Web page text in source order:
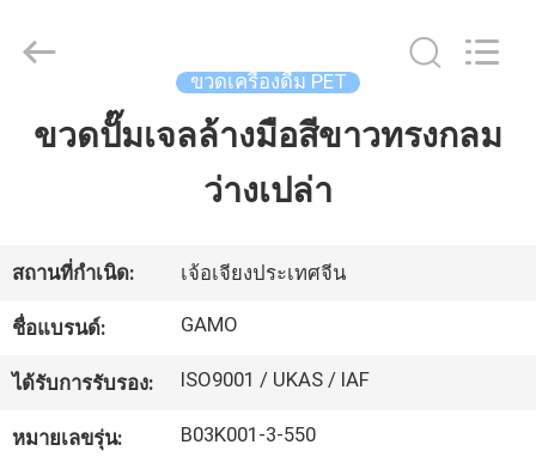
บ้าน
เกี่ยว
กับ
เรา
เครื่อง
INDUSTRY
Rights
Reserved.
ขวดเครื่องดื่ม PET
ขวดปั๊มเจลล้างมือสีขาวทรงกลม
ว่างเปล่า
สถานที่กำเนิด: เจ้อเจียงประเทศจีน
ชื่อแบรนด์: GAMO
ได้รับการรับรอง: ISO9001 / UKAS / IAF
หมายเลขรุ่น: B03K001-3-550